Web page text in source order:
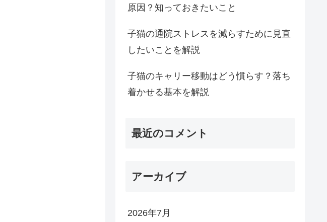
原因？知っておきたいこと
子猫の通院ストレスを減らすために見直
したいことを解説
子猫のキャリー移動はどう慣らす？落ち
着かせる基本を解説
最近のコメント
アーカイブ
2026年7月